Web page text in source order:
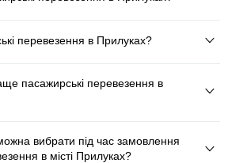
перевезення в Прилуках?
пасажирські перевезення в
вибрати під час замовлення
в місті Прилуках?